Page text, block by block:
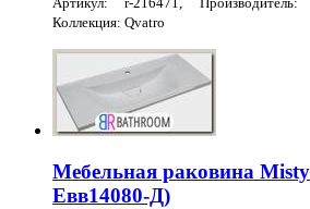
Коллекция: Qvatro
Мебельная раковина
Евв14080-Д)